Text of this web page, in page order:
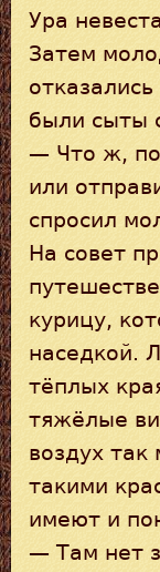
Ура
Затем
были сыты
— Что ж,
или
спросил
На совет
курицу,
наседкой.
тёплых
тяжёлые
воздух так
такими
имеют и
— Там нет